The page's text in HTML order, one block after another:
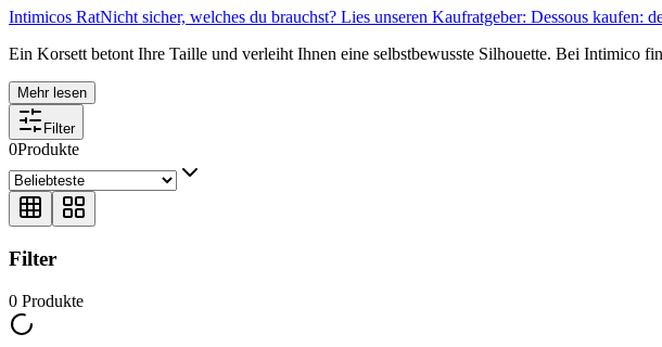
Intimicos RatNicht sicher, welches du brauchst? Lies unseren Kaufratgeber: Dessous kaufen:
Ein Korsett betont Ihre Taille und verleiht Ihnen eine selbstbewusste Silhouette. Bei Intimico
Mehr lesen
Filter
0Produkte
Filter
0 Produkte